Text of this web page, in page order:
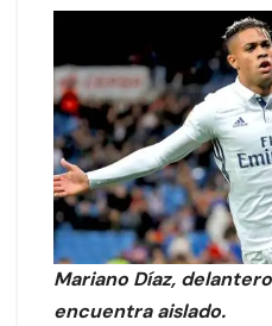
Mariano Díaz,
encuentra aislado.